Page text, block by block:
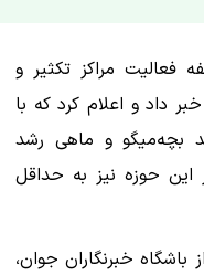
فعالیت مراکز تکثیر و
داد و اعلام کرد که با
بچه‌میگو و ماهی رشد
این حوزه نیز به حداقل
باشگاه خبرنگاران جوان،